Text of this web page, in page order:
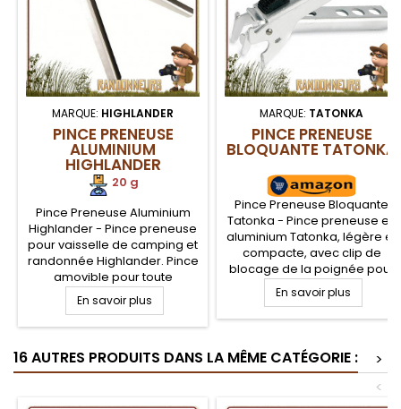
MARQUE: HIGHLANDER
PINCE PRENEUSE
ALUMINIUM
HIGHLANDER
20 g
Pince Preneuse Aluminium
Highlander - Pince preneuse
pour vaisselle de camping et
randonnée Highlander. Pince
amovible pour toute
casserole, poele, assiette et
bol de camping. Poignée en
Aluminium ultra robuste et
randonneurs soucieux du
poids de leur sac à dos
En savoir plus
MARQUE: TATONKA
PINCE PRENEUSE
BLOQUANTE TATONKA
Pince Preneuse Bloquante
Tatonka - Pince preneuse en
aluminium Tatonka, légère et
compacte, avec clip de
blocage de la poignée pour
assurer le maintien
permanent de votre popote,
bol ou poêle polyvalente.
pour cette pince preneuse
de camping Tatonka, idéale
En savoir plus
16 AUTRES PRODUITS DANS LA MÊME CATÉGORIE :
>
<